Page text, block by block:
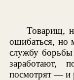
Товарищ,
ошибаться, но
службу
заработают,
посмотрят — и